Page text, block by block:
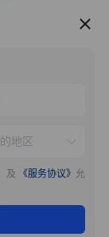
服务推荐
及 《服务协议》 允